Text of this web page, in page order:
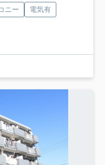
ニー
電気有